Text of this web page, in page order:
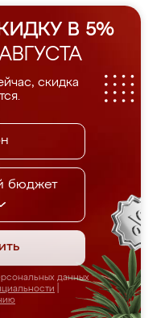
В 5%
скидка
бюджет
данных